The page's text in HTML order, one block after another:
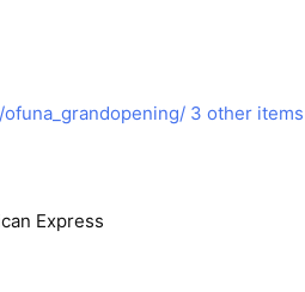
3 other items
Express